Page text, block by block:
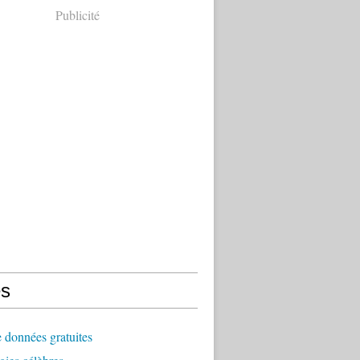
Publicité
données gratuites